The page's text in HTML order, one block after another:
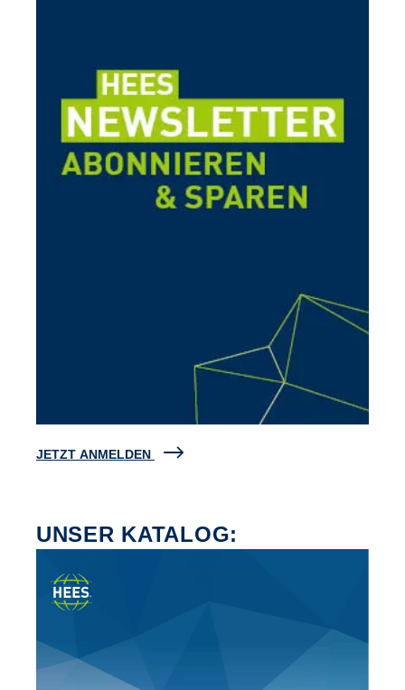
JETZT ANMELDEN
UNSER KATALOG: